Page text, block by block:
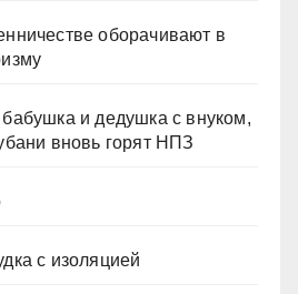
оборачивают в
и дедушка с внуком,
вновь горят НПЗ
с изоляцией